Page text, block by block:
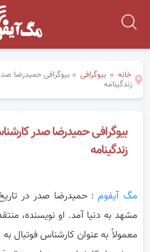
خانه » بیوگرافی » بیوگرافی حمیدرضا
زندگینامه
بیوگرافی حمیدرضا صدر
زندگینامه
مگ آیفوم
مشهد به دنیا آمد. او نویسنده،
معمولاً به عنوان کارشناس فوتبال